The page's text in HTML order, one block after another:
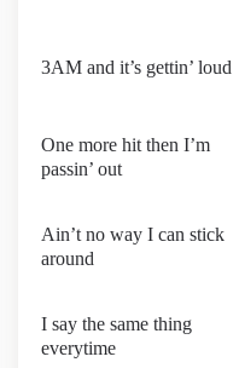
3AM and it’s gettin’ loud
One more hit then I’m
passin’ out
Ain’t no way I can stick
around
I say the same thing
everytime